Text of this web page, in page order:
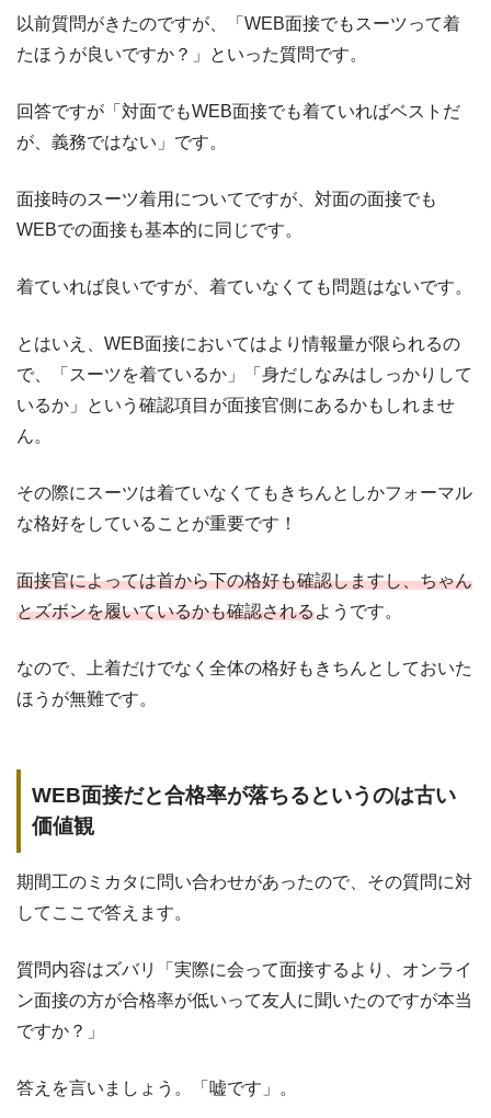
以前質問がきたのですが、「WEB面接でもスーツって着
たほうが良いですか？」といった質問です。
回答ですが「対面でもWEB面接でも着ていればベストだ
が、義務ではない」です。
面接時のスーツ着用についてですが、対面の面接でも
WEBでの面接も基本的に同じです。
着ていれば良いですが、着ていなくても問題はないです。
とはいえ、WEB面接においてはより情報量が限られるの
で、「スーツを着ているか」「身だしなみはしっかりして
いるか」という確認項目が面接官側にあるかもしれませ
ん。
その際にスーツは着ていなくてもきちんとしかフォーマル
な格好をしていることが重要です！
面接官によっては首から下の格好も確認しますし、ちゃん
とズボンを履いているかも確認されるようです。
なので、上着だけでなく全体の格好もきちんとしておいた
ほうが無難です。
WEB面接だと合格率が落ちるというのは古い
価値観
期間工のミカタに問い合わせがあったので、その質問に対
してここで答えます。
質問内容はズバリ「実際に会って面接するより、オンライ
ン面接の方が合格率が低いって友人に聞いたのですが本当
ですか？」
答えを言いましょう。「嘘です」。